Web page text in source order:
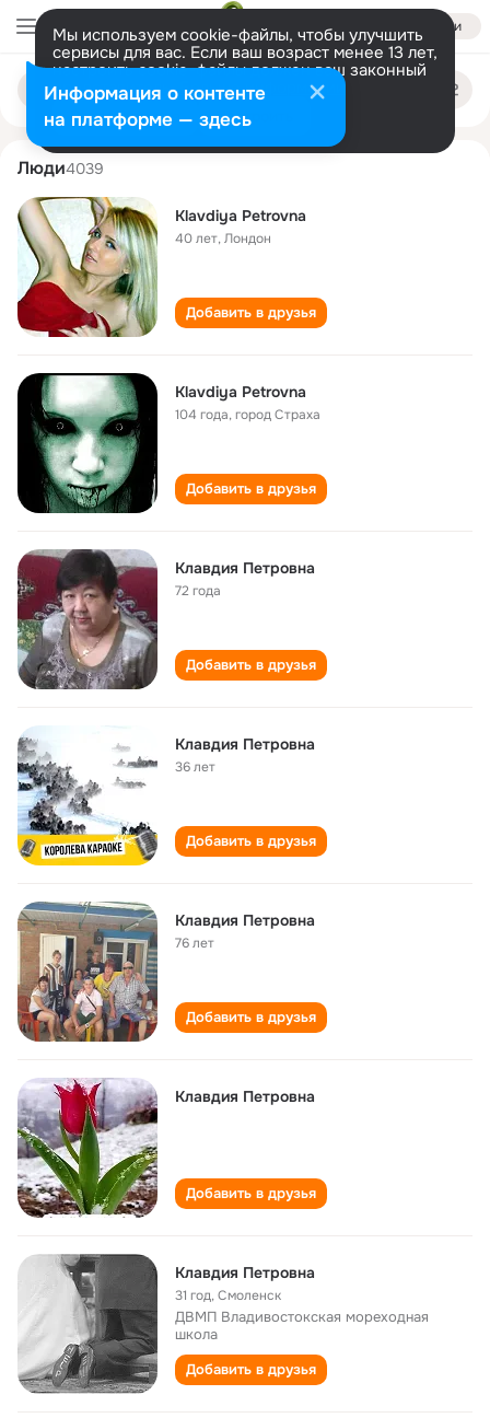
Войти
Мы используем cookie-файлы, чтобы улучшить
сервисы для вас. Если ваш возраст менее 13 лет,
настроить cookie-файлы должен ваш законный
представитель. Больше информации
Разрешить все Настроить
Поиск
людям
klavdiya petrovna
Люди4039
Klavdiya Petrovna
40 лет,Лондон
Добавить в друзья
Klavdiya Petrovna
104 года,город Страха
Добавить в друзья
Клавдия Петровна
72 года
Добавить в друзья
Клавдия Петровна
36 лет
Добавить в друзья
Клавдия Петровна
76 лет
Добавить в друзья
Клавдия Петровна
Добавить в друзья
Клавдия Петровна
31 год,Смоленск
ДВМП Владивостокская мореходная
школа
Добавить в друзья
Информация о контенте
на платформе — здесь